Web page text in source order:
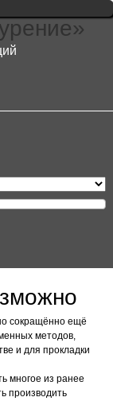
сокращённо ещё
методов,
и для прокладки
многое из ранее
производить